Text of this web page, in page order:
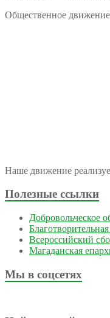
Общественное движение
Наше движение
Полезные ссылки
Добровольческое
Всероссийский
Магаданская
Мы в соцсетях